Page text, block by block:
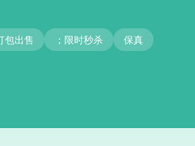
包出售 ；限时秒杀 保真